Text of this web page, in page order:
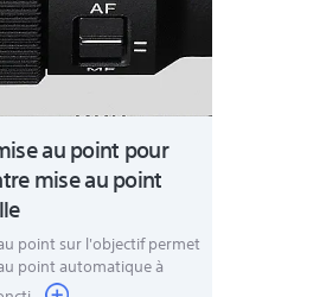
au point pour
mise au point
point sur l'objectif permet
point automatique à